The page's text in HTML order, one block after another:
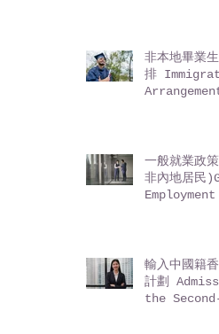
非本地畢業
排
一般就業政
非內地居民
輸入中國籍
計劃
the